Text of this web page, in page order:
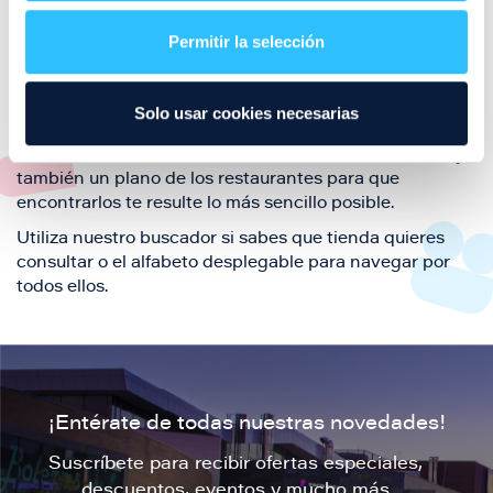
Permitir la selección
Solo usar cookies necesarias
también de nuestra oferta de ocio y shopping durante
tu visita.
El este directorio de restaurantes de Puerto Venecia
también un plano de los restaurantes para que
encontrarlos te resulte lo más sencillo posible.
Utiliza nuestro buscador si sabes que tienda quieres
consultar o el alfabeto desplegable para navegar por
todos ellos.
¡Entérate de todas nuestras novedades!
Suscríbete para recibir ofertas especiales,